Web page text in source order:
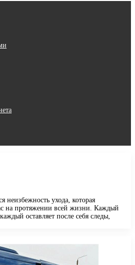
неизбежность ухода, которая
на протяжении всей жизни. Каждый
оставляет после себя следы,